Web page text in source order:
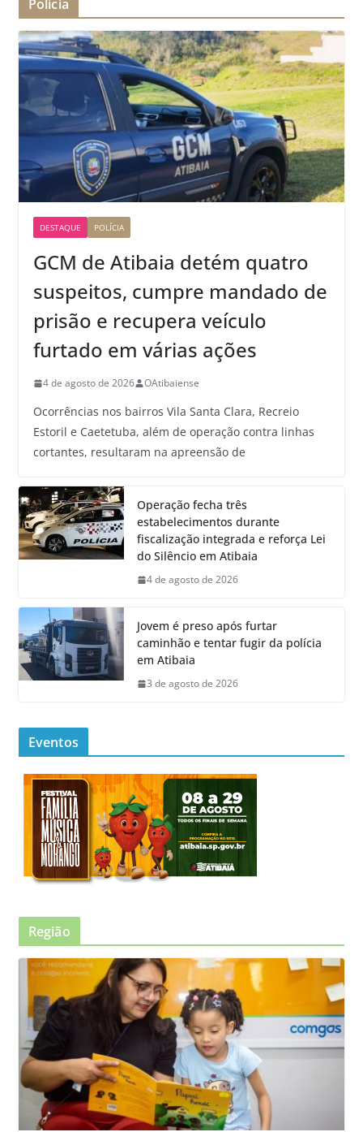
Polícia
DESTAQUE POLÍCIA
GCM de Atibaia detém quatro
suspeitos, cumpre mandado de
prisão e recupera veículo
furtado em várias ações
4 de agosto de 2026 OAtibaiense
Ocorrências nos bairros Vila Santa Clara, Recreio
Estoril e Caetetuba, além de operação contra linhas
cortantes, resultaram na apreensão de
Operação fecha três
estabelecimentos durante
fiscalização integrada e reforça Lei
do Silêncio em Atibaia
4 de agosto de 2026
Jovem é preso após furtar
caminhão e tentar fugir da polícia
em Atibaia
3 de agosto de 2026
Eventos
Região